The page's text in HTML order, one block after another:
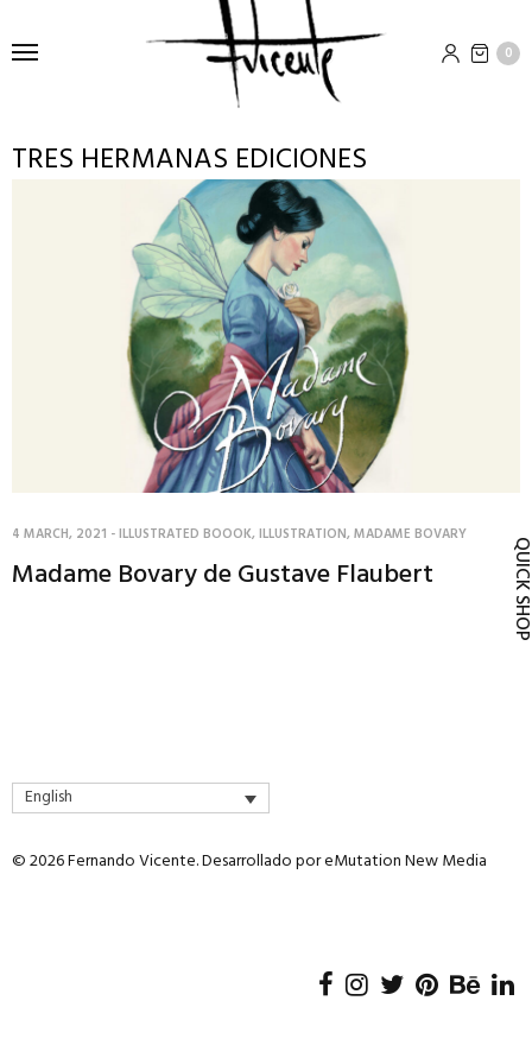
0
TRES HERMANAS EDICIONES
4 MARCH, 2021 -ILLUSTRATED BOOOK,ILLUSTRATION,MADAME BOVARY
Madame Bovary de Gustave Flaubert
English
© 2026 Fernando Vicente. Desarrollado poreMutation New Media